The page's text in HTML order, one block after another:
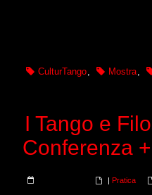
CulturTango, Mostra,
I Tango e
Conferenza
|Pratica